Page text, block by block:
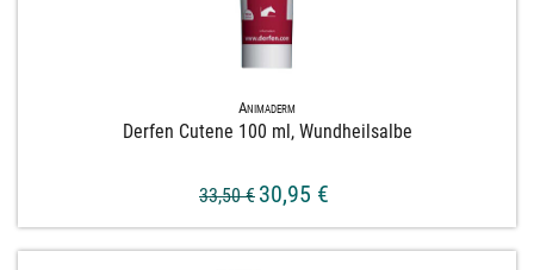
Animaderm
Derfen Cutene 100 ml, Wundheilsalbe
33,50 € 30,95 €